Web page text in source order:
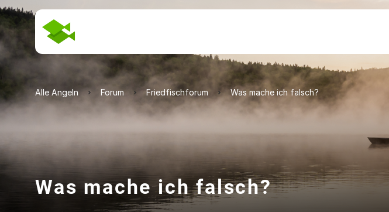
Alle Angeln Forum Friedfischforum Was mache ich falsch?
Was mache ich falsch?